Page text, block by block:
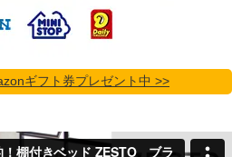
ギフト券プレゼント中 >>